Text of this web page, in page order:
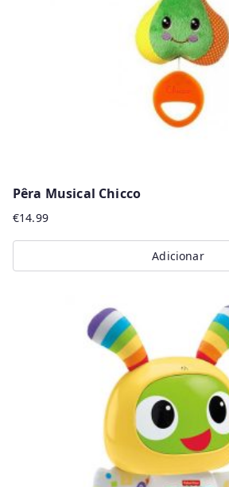
Pêra Musical Chicco
€14.99
Adicionar